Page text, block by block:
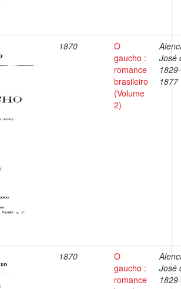
1870
O
gaucho :
romance
brasileiro
(Volume
2)
José
1829-
1877
1870
O
gaucho :
romance
José
1829-